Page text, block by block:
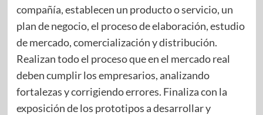
compañía, establecen un producto o servicio, un
plan de negocio, el proceso de elaboración, estudio
de mercado, comercialización y distribución.
Realizan todo el proceso que en el mercado real
deben cumplir los empresarios, analizando
fortalezas y corrigiendo errores. Finaliza con la
exposición de los prototipos a desarrollar y